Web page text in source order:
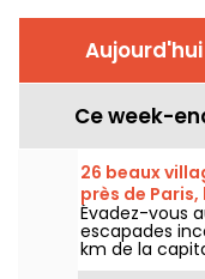
Aujourd'hui
Ce week-
26 beaux
près de
Évadez-vous
escapades
km de la